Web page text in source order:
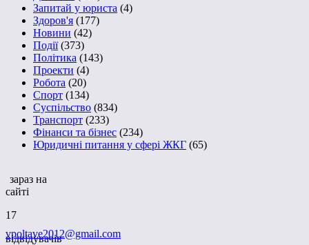
Запитай у юриста (4)
Здоров'я (177)
Новини (42)
Події(373)
Політика (143)
Проекти (4)
Робота (20)
Спорт (134)
Суспільство (834)
Транспорт (233)
Фінанси та бізнес (234)
Юридичні питання у сфері ЖКГ (65)
зараз на
сайті
17
відвідувачів
vpoltave2012@gmail.com